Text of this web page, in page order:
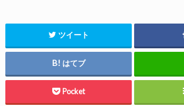
ツイート
はてブ
Pocket